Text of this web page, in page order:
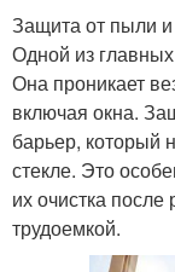
Защита от пыли и
Одной из
Она проникает
включая окна.
барьер, который
стекле. Это
их очистка
трудоемкой.